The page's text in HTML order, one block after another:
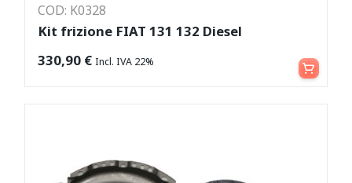
COD: K0328
Kit frizione FIAT 131 132 Diesel
330,90 € Incl. IVA 22% Leggi tutto